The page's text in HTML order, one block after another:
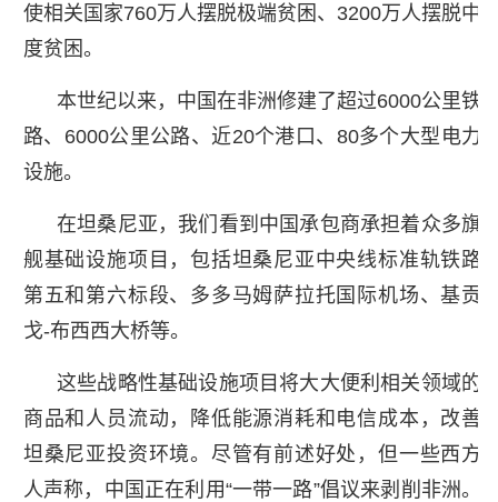
使相关国家760万人摆脱极端贫困、3200万人摆脱中
度贫困。
本世纪以来，中国在非洲修建了超过6000公里铁
路、6000公里公路、近20个港口、80多个大型电力
设施。
在坦桑尼亚，我们看到中国承包商承担着众多旗
舰基础设施项目，包括坦桑尼亚中央线标准轨铁路
第五和第六标段、多多马姆萨拉托国际机场、基贡
戈-布西西大桥等。
这些战略性基础设施项目将大大便利相关领域的
商品和人员流动，降低能源消耗和电信成本，改善
坦桑尼亚投资环境。尽管有前述好处，但一些西方
人声称，中国正在利用“一带一路”倡议来剥削非洲。